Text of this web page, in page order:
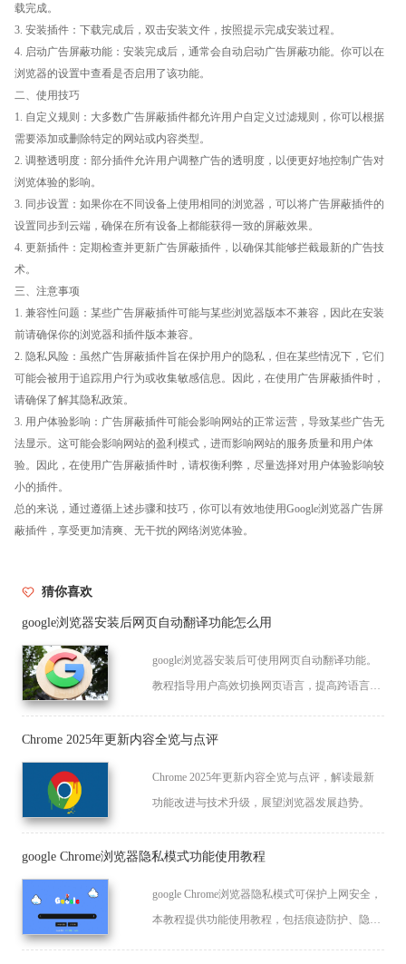
载完成。
3. 安装插件：下载完成后，双击安装文件，按照提示完成安装过程。
4. 启动广告屏蔽功能：安装完成后，通常会自动启动广告屏蔽功能。你可以在
浏览器的设置中查看是否启用了该功能。
二、使用技巧
1. 自定义规则：大多数广告屏蔽插件都允许用户自定义过滤规则，你可以根据
需要添加或删除特定的网站或内容类型。
2. 调整透明度：部分插件允许用户调整广告的透明度，以便更好地控制广告对
浏览体验的影响。
3. 同步设置：如果你在不同设备上使用相同的浏览器，可以将广告屏蔽插件的
设置同步到云端，确保在所有设备上都能获得一致的屏蔽效果。
4. 更新插件：定期检查并更新广告屏蔽插件，以确保其能够拦截最新的广告技
术。
三、注意事项
1. 兼容性问题：某些广告屏蔽插件可能与某些浏览器版本不兼容，因此在安装
前请确保你的浏览器和插件版本兼容。
2. 隐私风险：虽然广告屏蔽插件旨在保护用户的隐私，但在某些情况下，它们
可能会被用于追踪用户行为或收集敏感信息。因此，在使用广告屏蔽插件时，
请确保了解其隐私政策。
3. 用户体验影响：广告屏蔽插件可能会影响网站的正常运营，导致某些广告无
法显示。这可能会影响网站的盈利模式，进而影响网站的服务质量和用户体
验。因此，在使用广告屏蔽插件时，请权衡利弊，尽量选择对用户体验影响较
小的插件。
总的来说，通过遵循上述步骤和技巧，你可以有效地使用Google浏览器广告屏
蔽插件，享受更加清爽、无干扰的网络浏览体验。
猜你喜欢
google浏览器安装后网页自动翻译功能怎么用
google浏览器安装后可使用网页自动翻译功能。
教程指导用户高效切换网页语言，提高跨语言浏
Chrome 2025年更新内容全览与点评
Chrome 2025年更新内容全览与点评，解读最新
功能改进与技术升级，展望浏览器发展趋势。
google Chrome浏览器隐私模式功能使用教程
google Chrome浏览器隐私模式可保护上网安全，
本教程提供功能使用教程，包括痕迹防护、隐私